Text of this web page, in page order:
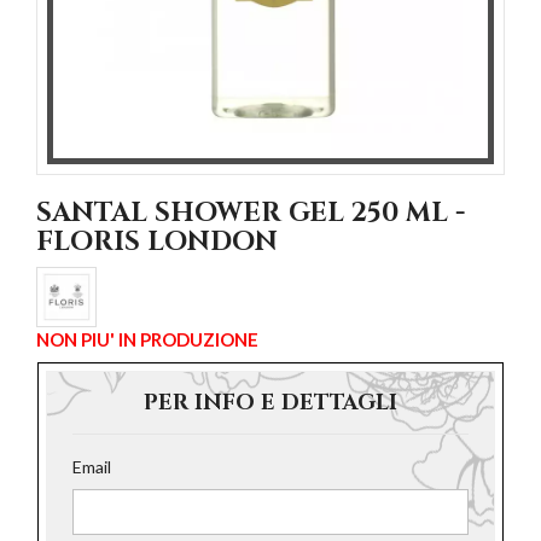
SANTAL SHOWER GEL 250 ML -
FLORIS LONDON
NON PIU' IN PRODUZIONE
PER INFO E DETTAGLI
Email